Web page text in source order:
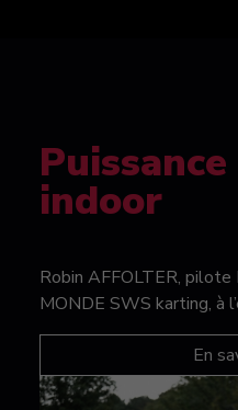
indoor
Robin AFFOLTER, pilote
MONDE SWS karting, à
En